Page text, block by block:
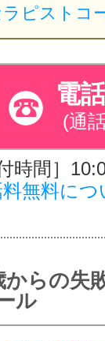
電
(通
時間］
無料につ
らの失
ル